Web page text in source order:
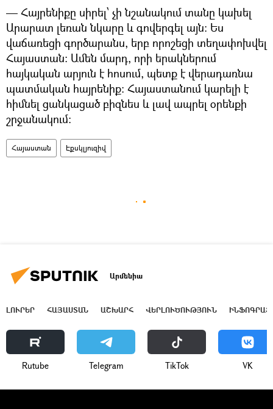
— Հայրենիքը սիրել՝ չի նշանակում տանը կախել
Արարատ լեռան նկարը և գովերգել այն: Ես
վաճառեցի գործարանս, երբ որոշեցի տեղափոխվել
Հայաստան: Ամեն մարդ, որի երակներում
հայկական արյուն է հոսում, պետք է վերադառնա
պատմական հայրենիք: Հայաստանում կարելի է
հիմնել ցանկացած բիզնես և լավ ապրել օրենքի
շրջանակում:
Հայաստան Էքսկլյուզիվ
Արմենիա
ԼՈՒՐԵՐ ՀԱՅԱՍՏԱՆ ԱՇԽԱՐՀ ՎԵՐԼՈՒԾՈՒԹՅՈՒՆ
Rutube Telegram ТikТоk VK